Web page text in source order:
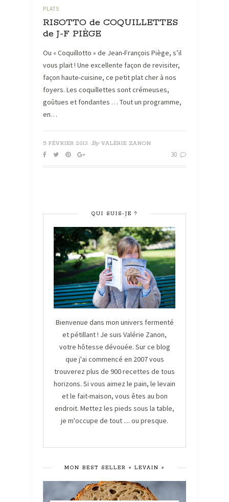
PLATS
RISOTTO de COQUILLETTES
de J-F PIÈGE
Ou « Coquillotto » de Jean-François Piège, s’il
vous plait ! Une excellente façon de revisiter,
façon haute-cuisine, ce petit plat cher à nos
foyers. Les coquillettes sont crémeuses,
goûtues et fondantes … Tout un programme,
en…
5 FÉVRIER 2013 By VALÉRIE ZANON
30
QUI SUIS-JE ?
Bienvenue dans mon univers fermenté
et pétillant ! Je suis Valérie Zanon,
votre hôtesse dévouée. Sur ce blog
que j'ai commencé en 2007 vous
trouverez plus de 900 recettes de tous
horizons. Si vous aimez le pain, le levain
et le fait-maison, vous êtes au bon
endroit. Mettez les pieds sous la table,
je m'occupe de tout .... ou presque.
MON BEST SELLER « LEVAIN »